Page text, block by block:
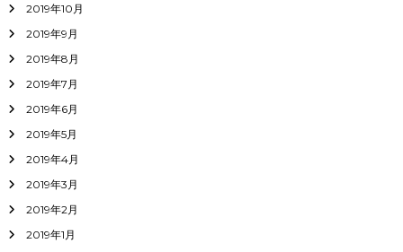
2019年10月
2019年9月
2019年8月
2019年7月
2019年6月
2019年5月
2019年4月
2019年3月
2019年2月
2019年1月